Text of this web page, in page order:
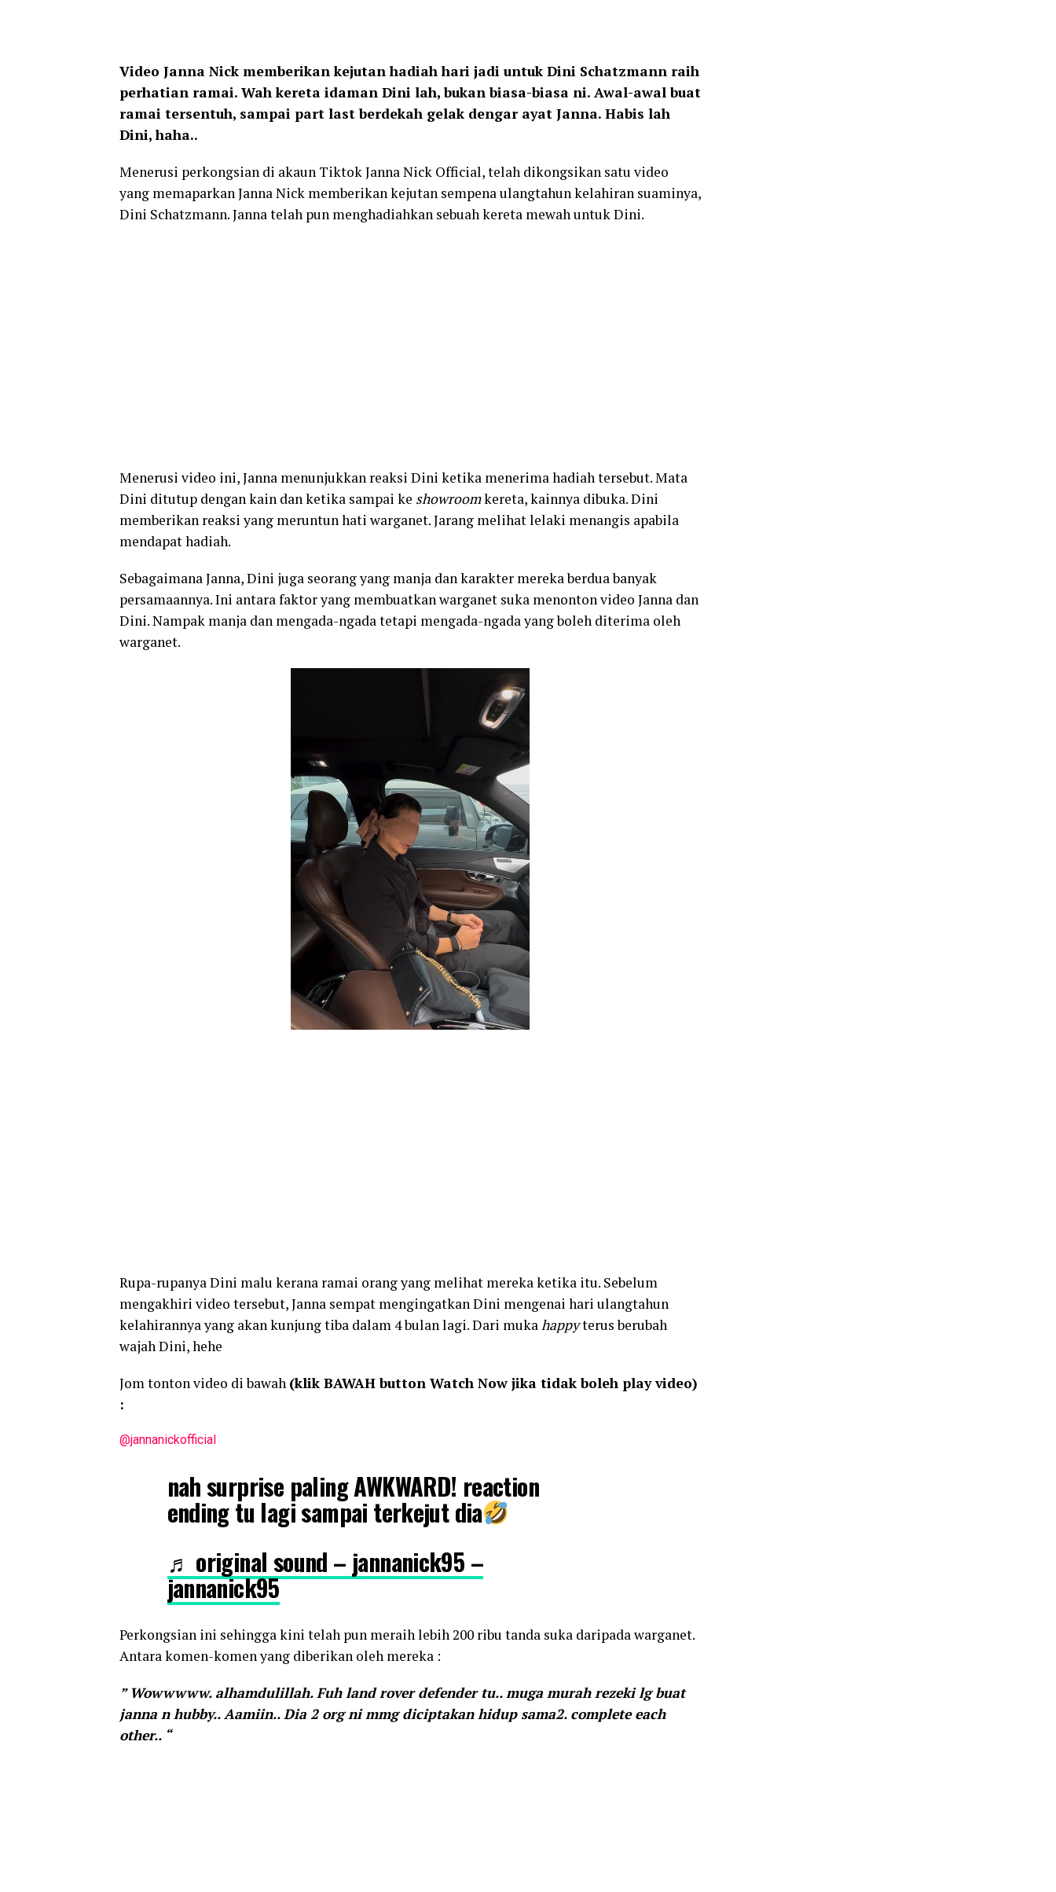
Video Janna Nick memberikan kejutan hadiah hari jadi untuk Dini Schatzmann raih
perhatian ramai. Wah kereta idaman Dini lah, bukan biasa-biasa ni. Awal-awal buat
ramai tersentuh, sampai part last berdekah gelak dengar ayat Janna. Habis lah
Dini, haha..
Menerusi perkongsian di akaun Tiktok Janna Nick Official, telah dikongsikan satu video
yang memaparkan Janna Nick memberikan kejutan sempena ulangtahun kelahiran suaminya,
Dini Schatzmann. Janna telah pun menghadiahkan sebuah kereta mewah untuk Dini.
Menerusi video ini, Janna menunjukkan reaksi Dini ketika menerima hadiah tersebut. Mata
Dini ditutup dengan kain dan ketika sampai ke showroomkereta, kainnya dibuka. Dini
memberikan reaksi yang meruntun hati warganet. Jarang melihat lelaki menangis apabila
mendapat hadiah.
Sebagaimana Janna, Dini juga seorang yang manja dan karakter mereka berdua banyak
persamaannya. Ini antara faktor yang membuatkan warganet suka menonton video Janna dan
Dini. Nampak manja dan mengada-ngada tetapi mengada-ngada yang boleh diterima oleh
warganet.
Rupa-rupanya Dini malu kerana ramai orang yang melihat mereka ketika itu. Sebelum
mengakhiri video tersebut, Janna sempat mengingatkan Dini mengenai hari ulangtahun
kelahirannya yang akan kunjung tiba dalam 4 bulan lagi. Dari mukahappyterus berubah
wajah Dini, hehe
Jom tonton video di bawah (klik BAWAH button Watch Now jika tidak boleh play video)
:
@jannanickofficial
nah surprise paling AWKWARD! reaction
ending tu lagi sampai terkejut dia
♬ original sound – jannanick95 –
jannanick95
Perkongsian ini sehingga kini telah pun meraih lebih 200 ribu tanda suka daripada warganet.
Antara komen-komen yang diberikan oleh mereka :
” Wowwwww. alhamdulillah. Fuh land rover defender tu.. muga murah rezeki lg buat
janna n hubby.. Aamiin.. Dia 2 org ni mmg diciptakan hidup sama2. complete each
other.. “